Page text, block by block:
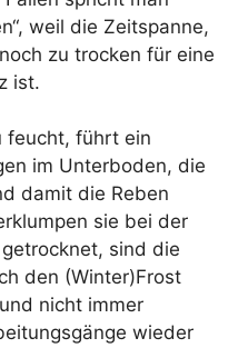
weil die Zeitspanne,
zu trocken für eine
ist.
feucht, führt ein
im Unterboden, die
damit die Reben
sie bei der
sind die
den (Winter)Frost
nicht immer
wieder